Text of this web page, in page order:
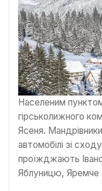
Населеним
гірськолижного
Ясеня.
автомобілі зі
проїжджають
Яблуницю, Яремче